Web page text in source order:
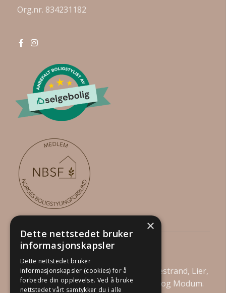
Org.nr. 834231182
Din Boligstylist AS
Vi tilbyr boligstyling i Drammen, Holmestrand, Lier,
Asker, Bærum, Kongsberg, Øvre Eiker og Modum.
×
Dette nettstedet bruker
informasjonskapsler
Dette nettstedet bruker
informasjonskapsler (cookies) for å
forbedre din opplevelse. Ved å bruke
nettstedet vårt samtykker du i alle